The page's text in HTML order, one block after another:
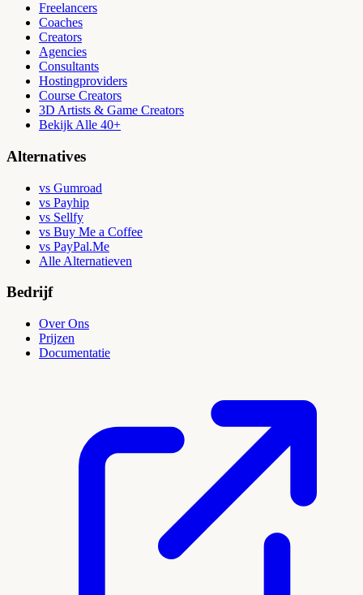
Freelancers
Coaches
Creators
Agencies
Consultants
Hostingproviders
Course Creators
3D Artists & Game Creators
Bekijk Alle 40+
Alternatives
vs Gumroad
vs Payhip
vs Sellfy
vs Buy Me a Coffee
vs PayPal.Me
Alle Alternatieven
Bedrijf
Over Ons
Prijzen
Documentatie